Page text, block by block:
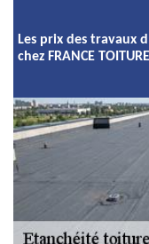
Les prix des travaux
chez FRANCE TOITURE